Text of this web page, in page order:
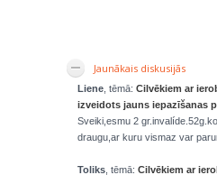
Jaunākais diskusijās
Liene , tēmā: Cilvēkiem ar
izveidots jauns iepazīšanas
Sveiki,esmu 2
draugu,ar kuru vismaz var
Toliks , tēmā: Cilvēkiem ar